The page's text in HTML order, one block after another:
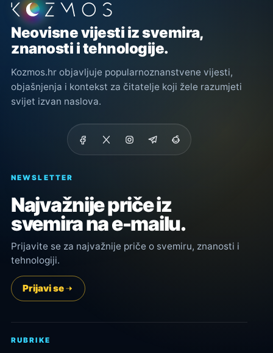
Podnožje stranice
Neovisne vijesti iz svemira,
znanosti i tehnologije.
Kozmos.hr objavljuje popularnoznanstvene vijesti,
objašnjenja i kontekst za čitatelje koji žele razumjeti
svijet izvan naslova.
NEWSLETTER
Najvažnije priče iz
svemira na e-mailu.
Prijavite se za najvažnije priče o svemiru, znanosti i
tehnologiji.
Prijavi se
RUBRIKE